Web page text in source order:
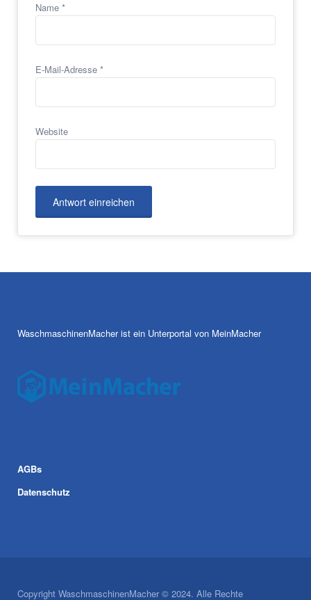
Name *
E-Mail-Adresse *
Website
WaschmaschinenMacher ist ein Unterportal von MeinMacher
AGBs
Datenschutz
Copyright WaschmaschinenMacher © 2024. Alle Rechte